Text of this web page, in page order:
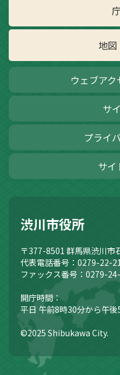
地図
ウェブア
サ
プライ
サイ
渋川市役所
〒377-8501 群馬県渋川市
代表電話番号：0279-22-
ファックス番号：0279-
開庁時間：
平日 午前8時30分から午
©2025 Shibukawa City.